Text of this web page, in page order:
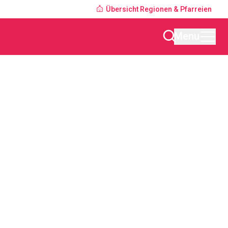
Übersicht Regionen & Pfarreien